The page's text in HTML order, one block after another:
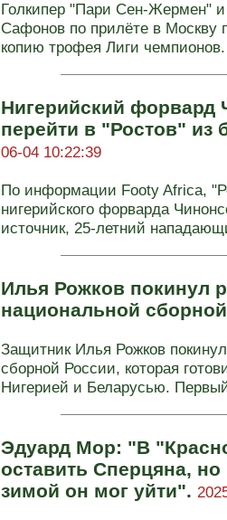
Голкипер "Пари Сен-Жермен"
Сафонов по прилёте в
копию трофея Лиги
Нигерийский
перейти в "Ростов"
06-04 10:22:39
По информации Footy Africa,
нигерийского форварда
источник, 25-летний
Илья Рожков покинул
национальной
Защитник Илья Рожков
сборной России, которая
Нигерией и Беларусью.
Эдуард Мор: "В
оставить Сперцяна, но
зимой он мог уйти".